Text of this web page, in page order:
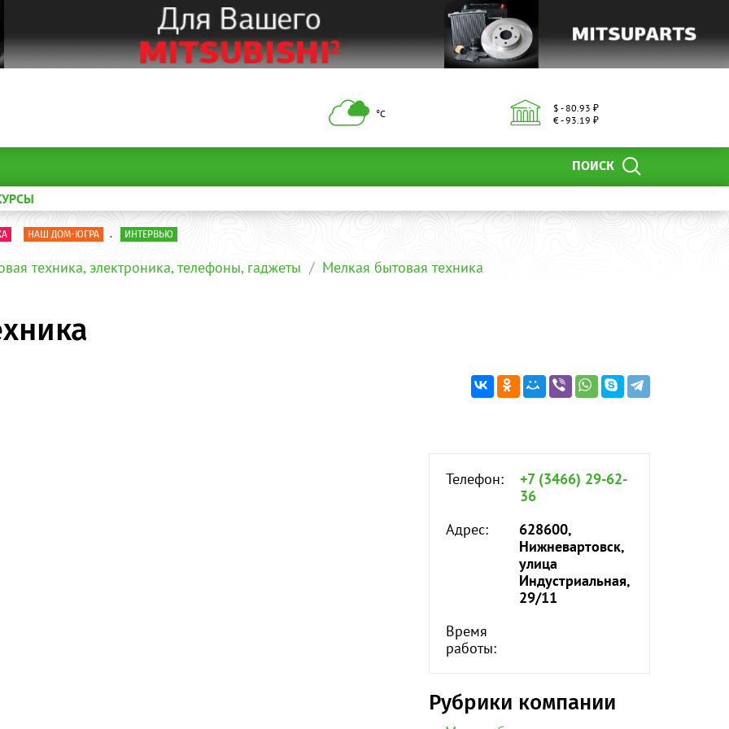
°С
$ - 80.93 ₽
€ - 93.19 ₽
ПОИСК
НАШ ДОМ-ЮГРА . ИНТЕРВЬЮ
техника, электроника, телефоны, гаджеты Мелкая бытовая техника
Телефон:
+7 (3466) 29-62-
36
Адрес:
628600,
Нижневартовск,
улица
Индустриальная,
29/11
Время
работы:
Рубрики компании